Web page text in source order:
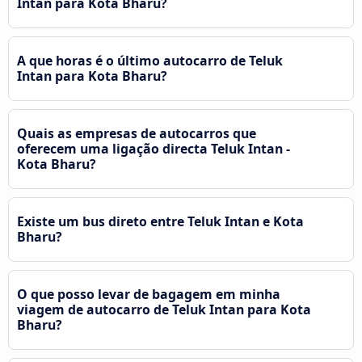
A que horas é o último autocarro de Teluk
Intan para Kota Bharu?
Quais as empresas de autocarros que
oferecem uma ligação directa Teluk Intan -
Kota Bharu?
Existe um bus direto entre Teluk Intan e Kota
Bharu?
O que posso levar de bagagem em minha
viagem de autocarro de Teluk Intan para Kota
Bharu?